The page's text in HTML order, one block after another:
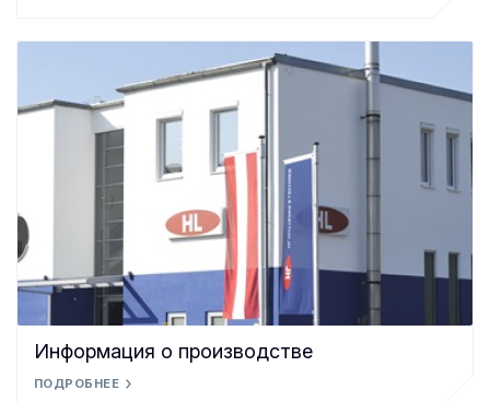
Информация о производстве
ПОДРОБНЕЕ